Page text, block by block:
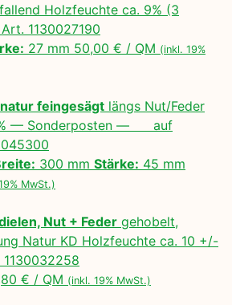
Holzfeuchte ca. 9% (3
1130027190
27 mm 50,00 € / QM (inkl. 19%
feingesägt längs Nut/Feder
— Sonderposten — auf
300 mm Stärke: 45 mm
MwSt.)
Nut + Feder gehobelt,
Natur KD Holzfeuchte ca. 10 +/-
€ / QM (inkl. 19% MwSt.)